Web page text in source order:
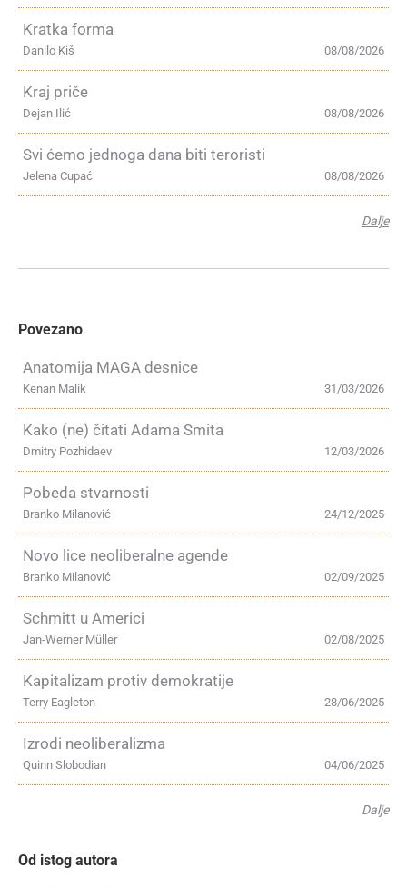
Kratka forma
08/08/2026
Danilo Kiš
Kraj priče
08/08/2026
Dejan Ilić
Svi ćemo jednoga dana biti teroristi
08/08/2026
Jelena Cupać
Dalje
Povezano
Anatomija MAGA desnice
31/03/2026
Kenan Malik
Kako (ne) čitati Adama Smita
12/03/2026
Dmitry Pozhidaev
Pobeda stvarnosti
24/12/2025
Branko Milanović
Novo lice neoliberalne agende
02/09/2025
Branko Milanović
Schmitt u Americi
02/08/2025
Jan-Werner Müller
Kapitalizam protiv demokratije
28/06/2025
Terry Eagleton
Izrodi neoliberalizma
04/06/2025
Quinn Slobodian
Dalje
Od istog autora